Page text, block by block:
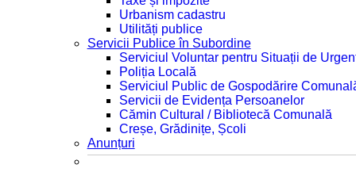
Urbanism cadastru
Utilități publice
Servicii Publice în Subordine
Serviciul Voluntar pentru Situații de
Poliția Locală
Serviciul Public de Gospodărire
Servicii de Evidența Persoanelor
Cămin Cultural / Bibliotecă Comunală
Creșe, Grădinițe, Școli
Anunțuri